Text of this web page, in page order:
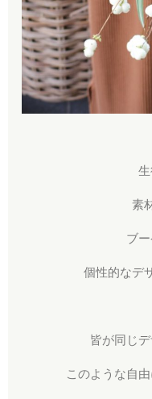
素
ブ
個性的なデ
皆が同じ
このような自